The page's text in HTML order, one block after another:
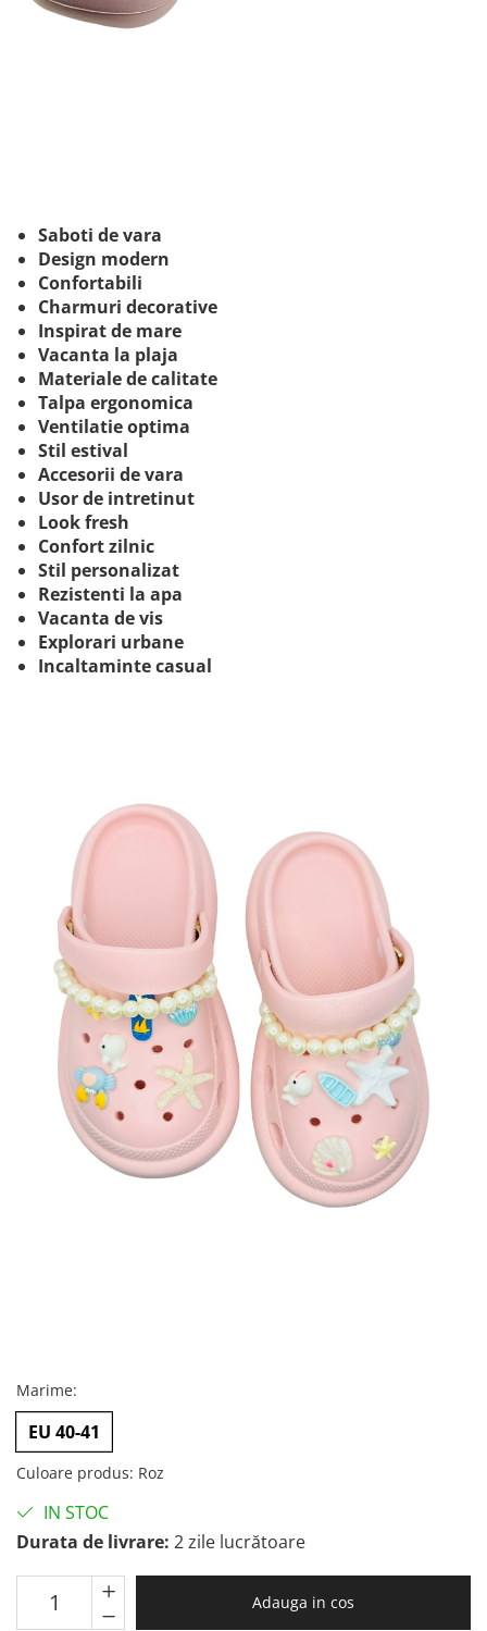
Saboti de vara
Design modern
Confortabili
Charmuri decorative
Inspirat de mare
Vacanta la plaja
Materiale de calitate
Talpa ergonomica
Ventilatie optima
Stil estival
Accesorii de vara
Usor de intretinut
Look fresh
Confort zilnic
Stil personalizat
Rezistenti la apa
Vacanta de vis
Explorari urbane
Incaltaminte casual
Marime:
EU 40-41
Culoare produs: Roz
IN STOC
Durata de livrare: 2 zile lucrătoare
Adauga in cos